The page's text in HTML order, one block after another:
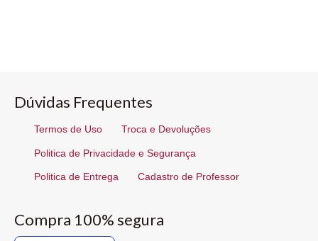
Dúvidas Frequentes
Termos de Uso Troca e Devoluções
Politica de Privacidade e Segurança
Politica de Entrega Cadastro de Professor
Compra 100% segura